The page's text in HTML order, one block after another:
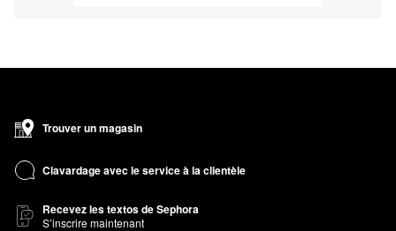
Trouver un magasin
Clavardage avec le service à la clientèle
Recevez les textos de Sephora
S’inscrire maintenant